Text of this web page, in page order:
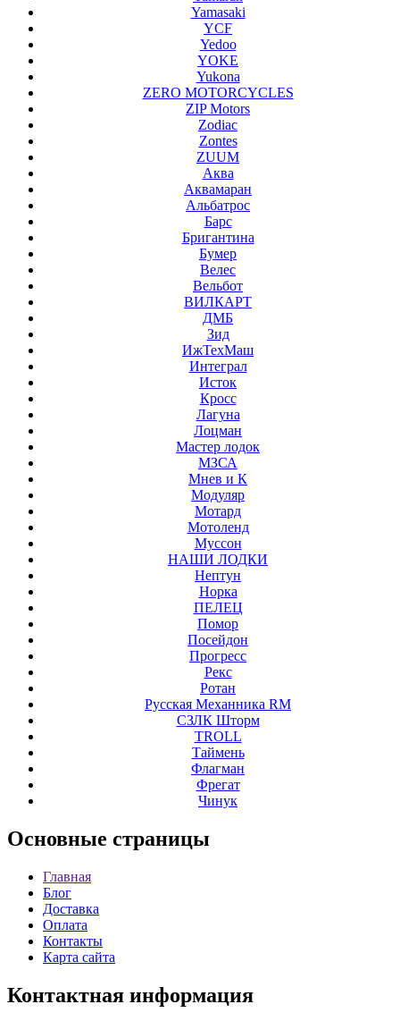
Yamasaki
YCF
Yedoo
YOKE
Yukona
ZERO MOTORCYCLES
ZIP Motors
Zodiac
Zontes
ZUUM
Аква
Аквамаран
Альбатрос
Барс
Бригантина
Бумер
Велес
Вельбот
ВИЛКАРТ
ДМБ
Зид
ИжТехМаш
Интеграл
Исток
Кросс
Лагуна
Лоцман
Мастер лодок
МЗСА
Мнев и К
Модуляр
Мотард
Мотоленд
Муссон
НАШИ ЛОДКИ
Нептун
Норка
ПЕЛЕЦ
Помор
Посейдон
Прогресс
Рекс
Ротан
Русская Механника RM
СЗЛК Шторм
ТROLL
Таймень
Флагман
Фрегат
Чинук
Основные страницы
Главная
Блог
Доставка
Оплата
Контакты
Карта сайта
Контактная информация